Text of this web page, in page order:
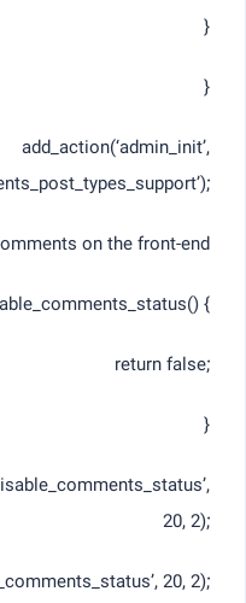
}
}
add_action(‘admin_init’,
on the front-end
{
return false;
}
20, 2);
20, 2);